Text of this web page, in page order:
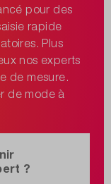
pour des
rapide
Plus
nos experts
de mesure.
de mode à
?